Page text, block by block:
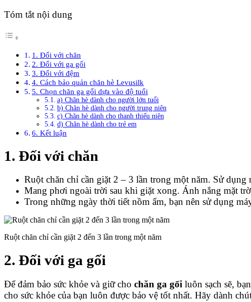
Tóm tắt nội dung
1. Đối với chăn
2. Đối với ga gối
3. Đối với đệm
4. Cách bảo quản chăn hè Levusilk
5. Chọn chăn ga gối dựa vào độ tuổi
a) Chăn hè dành cho người lớn tuổi
b) Chăn hè dành cho người trung niên
c) Chăn hè dành cho thanh thiếu niên
d) Chăn hè dành cho trẻ em
6. Kết luận
1. Đối với chăn
Ruột chăn chỉ cần giặt 2 – 3 lần trong một năm. Sử dụng
Mang phơi ngoài trời sau khi giặt xong. Ánh nắng mặt
Trong những ngày thời tiết nồm ẩm, bạn nên sử dụng
Ruột chăn chỉ cần giặt 2 đến 3 lần trong một năm
2. Đối với ga gối
Để đảm bảo sức khỏe và giữ cho chăn ga gối luôn sạch sẽ,
cho sức khỏe của bạn luôn được bảo vệ tốt nhất. Hãy dành